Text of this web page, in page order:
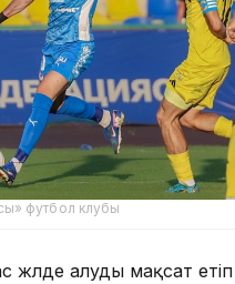
футбол клубы
жүлде алуды мақсат